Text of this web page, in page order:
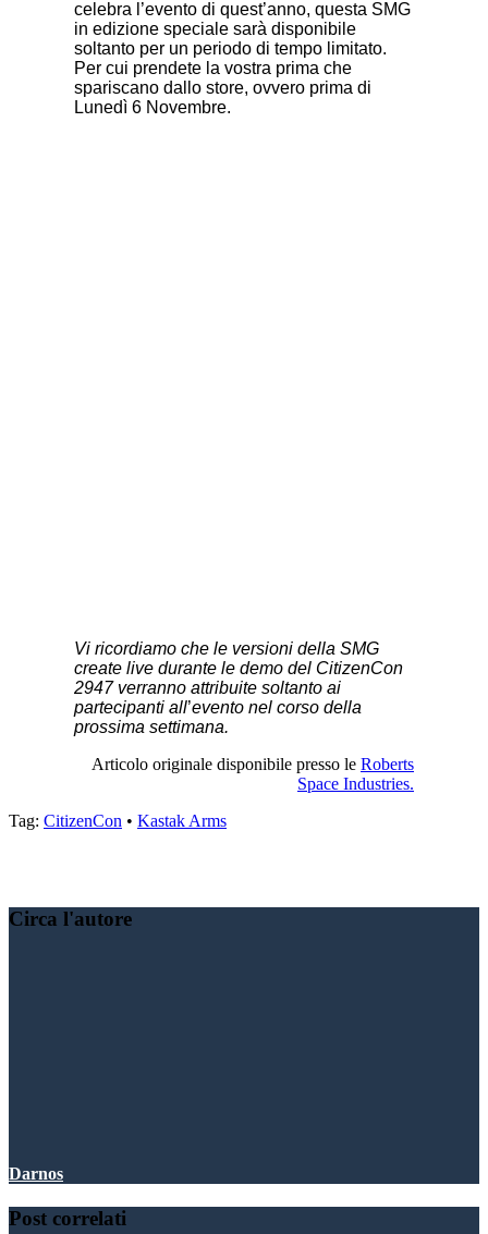
celebra l’evento di quest’anno, questa SMG
in edizione speciale sarà disponibile
soltanto per un periodo di tempo limitato.
Per cui prendete la vostra prima che
spariscano dallo store, ovvero prima di
Lunedì 6 Novembre.
Vi ricordiamo che le versioni della SMG
create live durante le demo del CitizenCon
2947 verranno attribuite soltanto ai
partecipanti all’evento nel corso della
prossima settimana.
Articolo originale disponibile presso le Roberts
Space Industries.
Tag: CitizenCon • Kastak Arms
Circa l'autore
Darnos
Post correlati